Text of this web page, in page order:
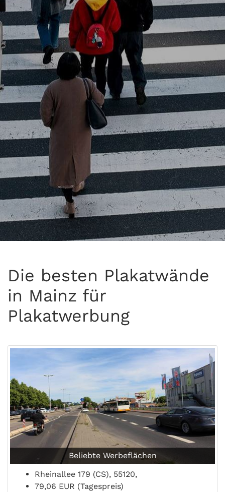
Die besten Plakatwände
in Mainz für
Plakatwerbung
Beliebte Werbeflächen
Rheinallee 179 (CS), 55120,
79,06 EUR (Tagespreis)